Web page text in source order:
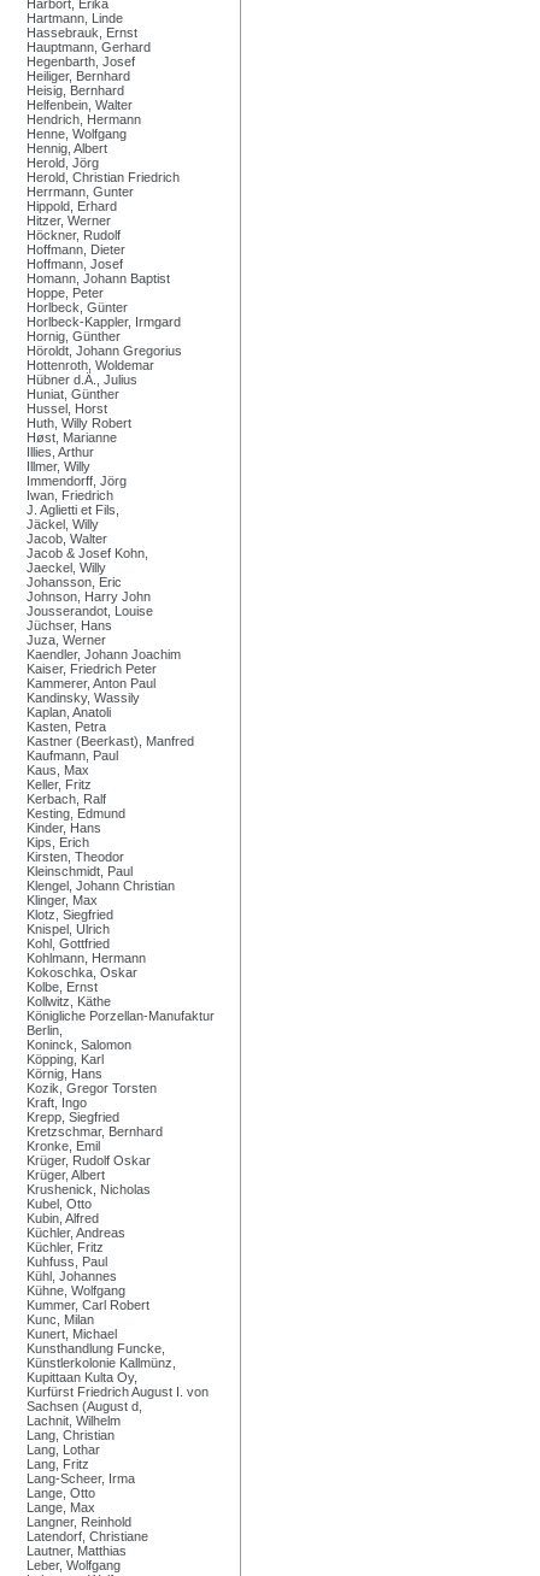
Harbort, Erika
Hartmann, Linde
Hassebrauk, Ernst
Hauptmann, Gerhard
Hegenbarth, Josef
Heiliger, Bernhard
Heisig, Bernhard
Helfenbein, Walter
Hendrich, Hermann
Henne, Wolfgang
Hennig, Albert
Herold, Jörg
Herold, Christian Friedrich
Herrmann, Gunter
Hippold, Erhard
Hitzer, Werner
Höckner, Rudolf
Hoffmann, Dieter
Hoffmann, Josef
Homann, Johann Baptist
Hoppe, Peter
Horlbeck, Günter
Horlbeck-Kappler, Irmgard
Hornig, Günther
Höroldt, Johann Gregorius
Hottenroth, Woldemar
Hübner d.Ä., Julius
Huniat, Günther
Hussel, Horst
Huth, Willy Robert
Høst, Marianne
Illies, Arthur
Illmer, Willy
Immendorff, Jörg
Iwan, Friedrich
J. Aglietti et Fils,
Jäckel, Willy
Jacob, Walter
Jacob & Josef Kohn,
Jaeckel, Willy
Johansson, Eric
Johnson, Harry John
Jousserandot, Louise
Jüchser, Hans
Juza, Werner
Kaendler, Johann Joachim
Kaiser, Friedrich Peter
Kammerer, Anton Paul
Kandinsky, Wassily
Kaplan, Anatoli
Kasten, Petra
Kastner (Beerkast), Manfred
Kaufmann, Paul
Kaus, Max
Keller, Fritz
Kerbach, Ralf
Kesting, Edmund
Kinder, Hans
Kips, Erich
Kirsten, Theodor
Kleinschmidt, Paul
Klengel, Johann Christian
Klinger, Max
Klotz, Siegfried
Knispel, Ulrich
Kohl, Gottfried
Kohlmann, Hermann
Kokoschka, Oskar
Kolbe, Ernst
Kollwitz, Käthe
Königliche Porzellan-Manufaktur
Berlin,
Koninck, Salomon
Köpping, Karl
Körnig, Hans
Kozik, Gregor Torsten
Kraft, Ingo
Krepp, Siegfried
Kretzschmar, Bernhard
Kronke, Emil
Krüger, Rudolf Oskar
Krüger, Albert
Krushenick, Nicholas
Kubel, Otto
Kubin, Alfred
Küchler, Andreas
Küchler, Fritz
Kuhfuss, Paul
Kühl, Johannes
Kühne, Wolfgang
Kummer, Carl Robert
Kunc, Milan
Kunert, Michael
Kunsthandlung Funcke,
Künstlerkolonie Kallmünz,
Kupittaan Kulta Oy,
Kurfürst Friedrich August I. von
Sachsen (August d,
Lachnit, Wilhelm
Lang, Christian
Lang, Lothar
Lang, Fritz
Lang-Scheer, Irma
Lange, Otto
Lange, Max
Langner, Reinhold
Latendorf, Christiane
Lautner, Matthias
Leber, Wolfgang